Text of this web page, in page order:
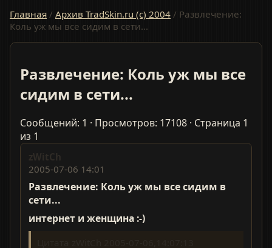
Главная / Архив TradSkin.ru (с) 2004 / Развлечение:
Коль уж мы все сидим в сети...
Развлечение: Коль уж мы все
сидим в сети...
Сообщений: 1 · Просмотров: 17108 · Страница 1
из 1
zWitCh
2005-07-06 14:01
Развлечение: Коль уж мы все сидим в
сети...
интернет и женщина :-)